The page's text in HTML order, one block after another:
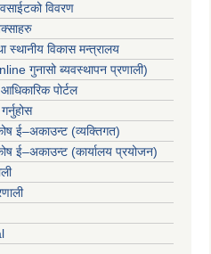
विवरण
स्थानीय विकास मन्त्रालय
गुनासो ब्यवस्थापन प्रणाली)
पोर्टल
ई–अकाउन्ट (व्यक्तिगत)
ई–अकाउन्ट (कार्यालय प्रयोजन)